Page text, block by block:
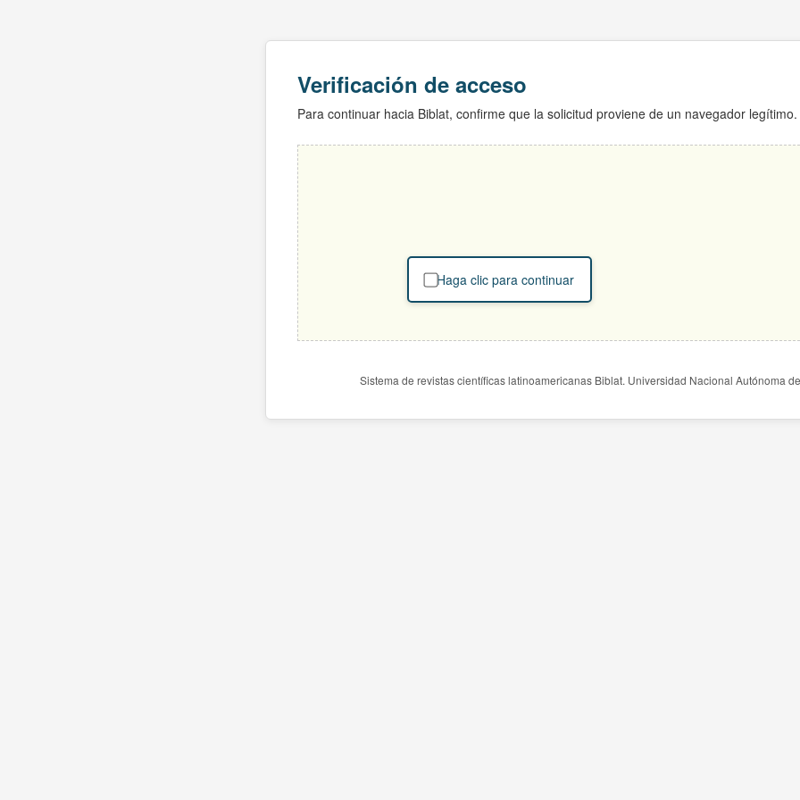
Verificación de acceso
Para continuar hacia Biblat, confirme que la solicitud proviene de un navegador legítimo.
Haga clic para continuar
Sistema de revistas científicas latinoamericanas Biblat. Universidad Nacional Autónoma